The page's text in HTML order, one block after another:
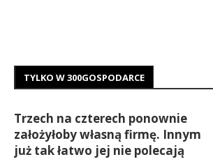
TYLKO W 300GOSPODARCE
Trzech na czterech ponownie
założyłoby własną firmę. Innym
już tak łatwo jej nie polecają